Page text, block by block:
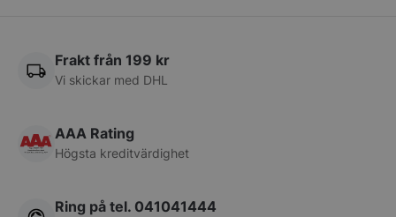
Frakt från 199 kr
Vi skickar med DHL
AAA Rating
Högsta kreditvärdighet
Ring på tel. 041041444
Privacy Policy